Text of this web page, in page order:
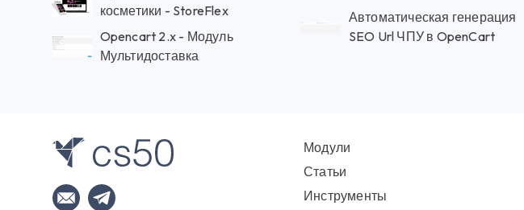
косметики - StoreFlex
Opencart 2.x - Модуль
Мультидоставка
Автоматическая генерация
SEO Url ЧПУ в OpenCart
Модули
Статьи
Инструменты